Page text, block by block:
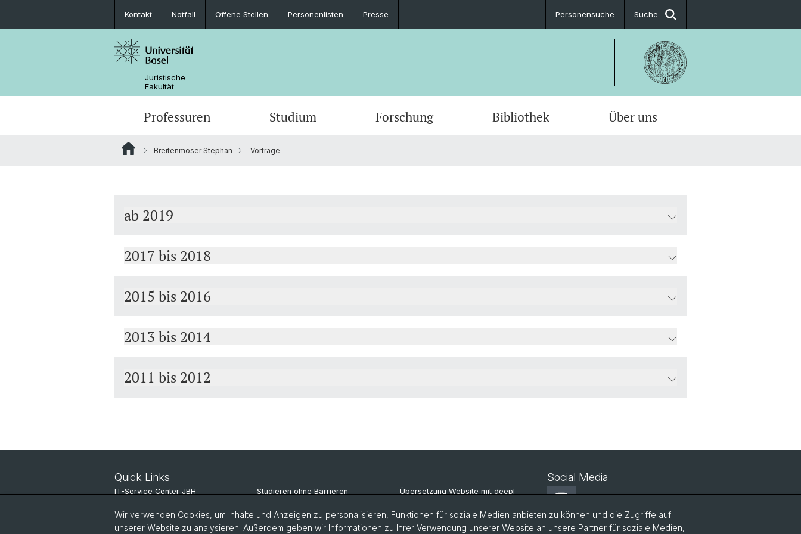
Kontakt Notfall Offene Stellen Personenlisten Presse Personensuche Suche
Juristische
Fakultät
Professuren Studium Forschung Bibliothek Über uns
Breitenmoser Stephan Vorträge
ab 2019
2017 bis 2018
2015 bis 2016
2013 bis 2014
2011 bis 2012
Quick Links
IT-Service Center JBH
News-Ticker
Studieren ohne Barrieren
Unimarkt
Übersetzung Website mit deepl
Intranet IUS
Social Media
Wir verwenden Cookies, um Inhalte und Anzeigen zu personalisieren, Funktionen für soziale Medien anbieten zu können und die Zugriffe auf
unserer Website zu analysieren. Außerdem geben wir Informationen zu Ihrer Verwendung unserer Website an unsere Partner für soziale Medien,